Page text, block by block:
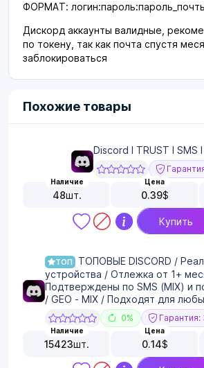
ФОРМАТ:
Дискорд аккаунты валидные,
по токену, так как почта спустя
заблокироваться
Похожие товары
Discord I TRUST I SMS I
Наличие
48шт.
Цена
0.39$
Купить
ТОП
ТОПОВЫЕ DISCORD /
устройства / Отлежка от 1+
Подтверждены по SMS (MIX) и
/ GEO - MIX / Подходят для
0% Гарантия:
Наличие
15423шт.
Цена
0.14$